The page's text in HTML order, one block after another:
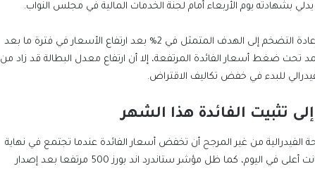
يهدف صانعو السياسة النقدية الأمريكيون إلى إعادة التضخم إلى الهدف المتمثل في 2% بعد ارتفاع الأسعار في فترة ما بعد
ضغط أسعار الفائدة المرتفعة، إلا أن ارتفاع معدل البطالة قد زاد من
للبدء في خفض تكاليف الاقتراض.
تثبيت الفائدة هذا الشهر
الفيدرالية من غير المرجح أن تخفض أسعار الفائدة عندما تجتمع في نهاية
هذا الشهر. تقلبت عوائد سندات الخزانة لكنها كانت أعلى في اليوم، كما ظل مؤشر ستاندرد اند بورز 500 مرتفعا بعد إصدار